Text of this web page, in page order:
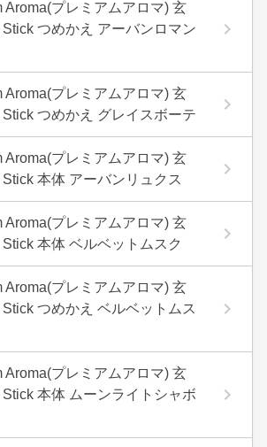
Aroma(プレミアムアロマ) 玄
つめかえ アーバンロマン
Aroma(プレミアムアロマ) 玄
つめかえ グレイスボーテ
Aroma(プレミアムアロマ) 玄
本体 アーバンリュクス
Aroma(プレミアムアロマ) 玄
本体 ベルベットムスク
Aroma(プレミアムアロマ) 玄
つめかえ ベルベットムス
Aroma(プレミアムアロマ) 玄
本体 ムーンライトシャボ